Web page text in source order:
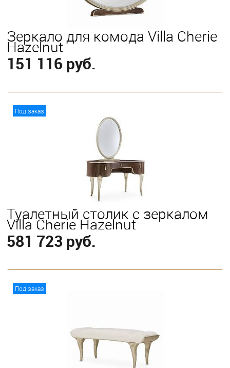
Зеркало для комода Villa Cherie
Hazelnut
151 116 руб.
Под заказ
Туалетный столик с зеркалом
Villa Cherie Hazelnut
581 723 руб.
Под заказ